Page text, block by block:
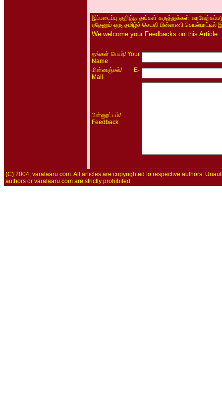
இப்படைப்பு குறித்த தங்கள் கருத்துக்கள்
ஏதேனும் ஒரு தமிழ்ச் செயலி பின்னணி செயல்பாட்டில்
We welcome your Feedbacks on this
தங்கள் பெயர்/ Your
Name
மின்னஞ்சல்/ E-
Mail
பின்னூட்டம்/
Feedback
(C) 2004, varalaaru.com. All articles are copyrighted to respective authors.
authors or varalaaru.com are strictly prohibited.